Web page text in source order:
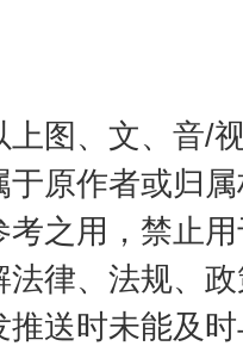
上图、文、音/
原作者或归
考之用，禁止
律、法规、
送时未能及
谢